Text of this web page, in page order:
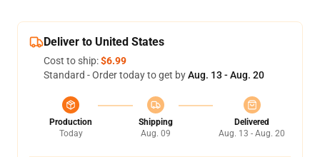
Deliver to United States
Cost to ship:$6.99
Standard - Order today to get byAug. 13 - Aug. 20
Production
Today
Shipping
Aug. 09
Delivered
Aug. 13 - Aug. 20